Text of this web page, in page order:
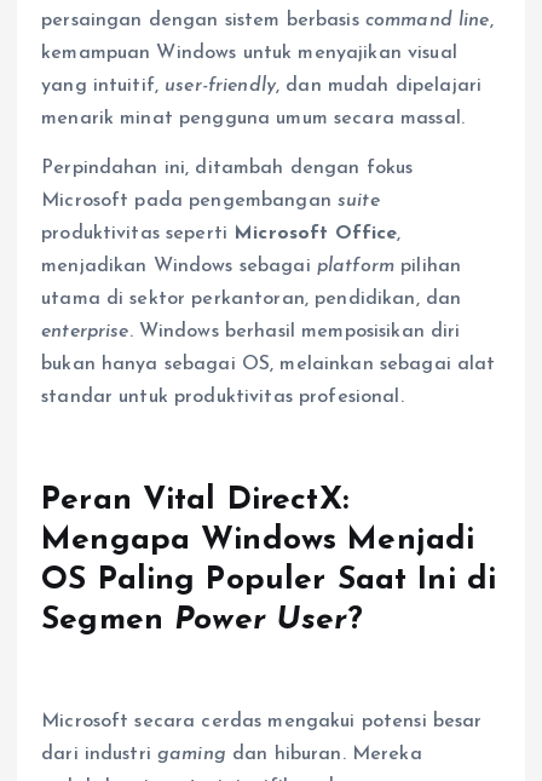
persaingan dengan sistem berbasis command line,
kemampuan Windows untuk menyajikan visual
yang intuitif, user-friendly, dan mudah dipelajari
menarik minat pengguna umum secara massal.
Perpindahan ini, ditambah dengan fokus
Microsoft pada pengembangansuite
produktivitas seperti Microsoft Office,
menjadikan Windows sebagai platform pilihan
utama di sektor perkantoran, pendidikan, dan
enterprise. Windows berhasil memposisikan diri
bukan hanya sebagai OS, melainkan sebagai alat
standar untuk produktivitas profesional.
Peran Vital DirectX:
Mengapa Windows Menjadi
OS Paling Populer Saat Ini di
Segmen Power User?
Microsoft secara cerdas mengakui potensi besar
dari industrigaming dan hiburan. Mereka